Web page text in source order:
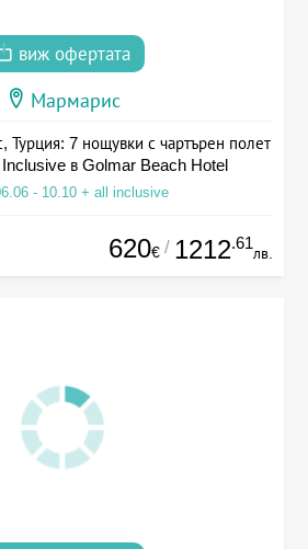
виж офертата
Мармарис
Турция: 7 нощувки с чартърен полет
в Golmar Beach Hotel
- 10.10 + all inclusive
620€ / 1212.61
лв.